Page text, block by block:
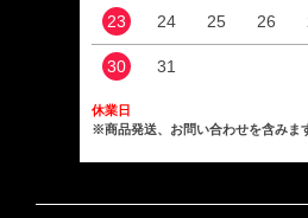
23 24 25 26
30 31
休業日
※商品発送、お問い合わせを含みま